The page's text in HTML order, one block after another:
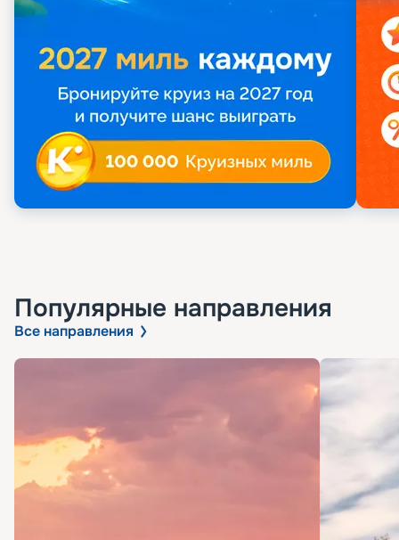
Популярные направления
Все направления